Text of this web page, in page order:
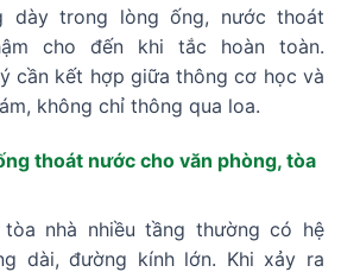
dày trong lòng ống, nước thoát
cho đến khi tắc hoàn toàn.
cần kết hợp giữa thông cơ học và
không chỉ thông qua loa.
thoát nước cho văn phòng, tòa
nhà nhiều tầng thường có hệ
dài, đường kính lớn. Khi xảy ra